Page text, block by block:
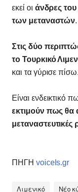
εκεί οι άνδρες
των μεταναστών.
Στις δύο
το Τουρκικό
και τα γύρισε πίσω.
Είναι ενδεικτικό
εκτιμούν πως θα
μεταναστευτικές
ΠΗΓΗ voicels.gr
Λιμενικό Νέο